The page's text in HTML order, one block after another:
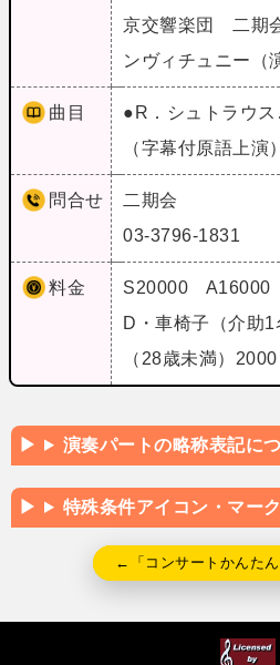
京交響楽団 二期
ンヴィチュニー
曲目
●R．シュトラウ
（字幕付原語上演
問合せ
二期会
03-3796-1831
料金
S20000
D・車椅子（介助
（28歳未満）2000
演奏パートの略称表記に
特殊条件アイコン・マー
←「コンサートかんた